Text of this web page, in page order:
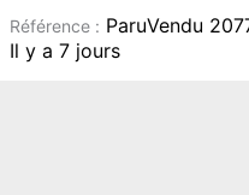
Référence : ParuVendu
Il y a 7 jours